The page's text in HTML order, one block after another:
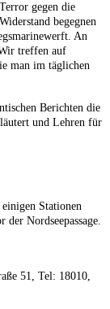
gegen die
begegnen
An
treffen auf
man im täglichen
Berichten die
und Lehren für
Stationen
Nordseepassage.
51, Tel: 18010,